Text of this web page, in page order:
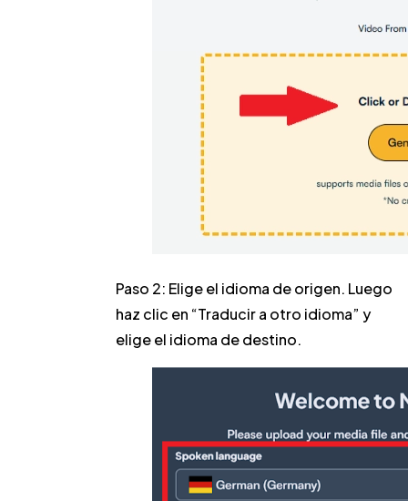
Paso 2: Elige el idioma de origen. Luego
haz clic en “Traducir a otro idioma” y
elige el idioma de destino.